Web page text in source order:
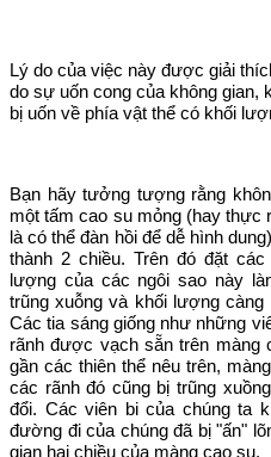
Lý do của việc này được giải
do sự uốn cong của không gian,
bị uốn về phía vật thể có khối
Bạn hãy tưởng tượng rằng
một tấm cao su mỏng (hay
là có thể đàn hồi để dễ hình
thành 2 chiều. Trên đó đặt
lượng của các ngôi sao này
trũng xuỗng và khối lượng
Các tia sáng giống như những
rãnh được vạch sẵn trên màng
gần các thiên thể nêu trên,
các rãnh đó cũng bị trũng
đổi. Các viên bi của chúng ta
đường đi của chúng đã bị "ấn"
gian hai chiều của màng cao su.